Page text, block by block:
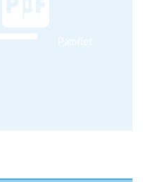
Pamflet